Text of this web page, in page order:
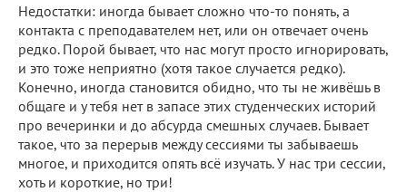
Недостатки: иногда бывает сложно что-то понять, а
контакта с преподавателем нет, или он отвечает очень
редко. Порой бывает, что нас могут просто игнорировать,
и это тоже неприятно (хотя такое случается редко).
Конечно, иногда становится обидно, что ты не живёшь в
общаге и у тебя нет в запасе этих студенческих историй
про вечеринки и до абсурда смешных случаев. Бывает
такое, что за перерыв между сессиями ты забываешь
многое, и приходится опять всё изучать. У нас три сессии,
хоть и короткие, но три!